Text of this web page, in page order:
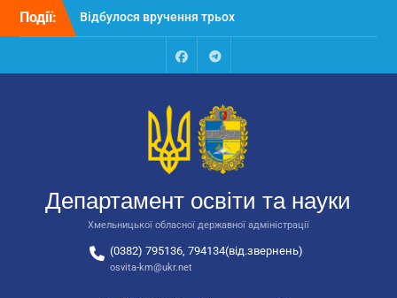
Перейти
Події:
Відбулося вручення трьох
автобусів для потреб
Відбулося засідання
освіти та науки обласної
державної адміністрації
Відбулась обласна
національно-патріотичне
виховання
FacebookTalegram
Департамент освіти та науки
Хмельницької обласної державної адміністрації
(0382) 795136, 794134(від.звернень)
osvita-km@ukr.net